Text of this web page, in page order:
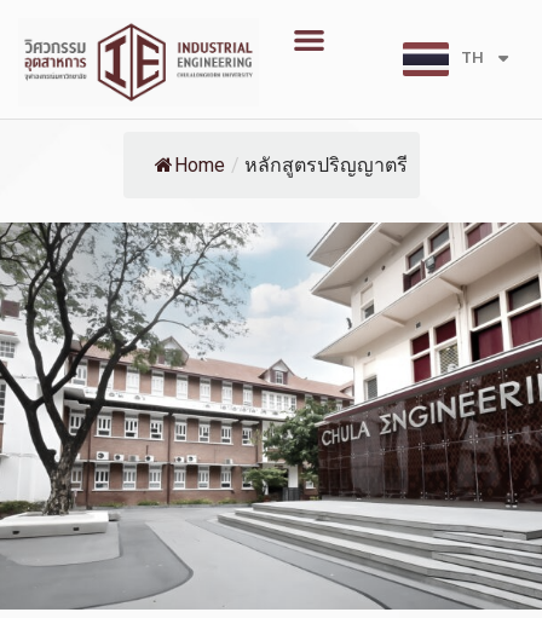
content
Menu
TH
EN
Home / หลักสูตรปริญญาตรี